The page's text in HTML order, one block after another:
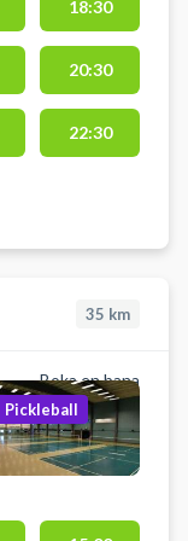
18:30
20:30
22:30
35 km
Boka en bana
Pickleball